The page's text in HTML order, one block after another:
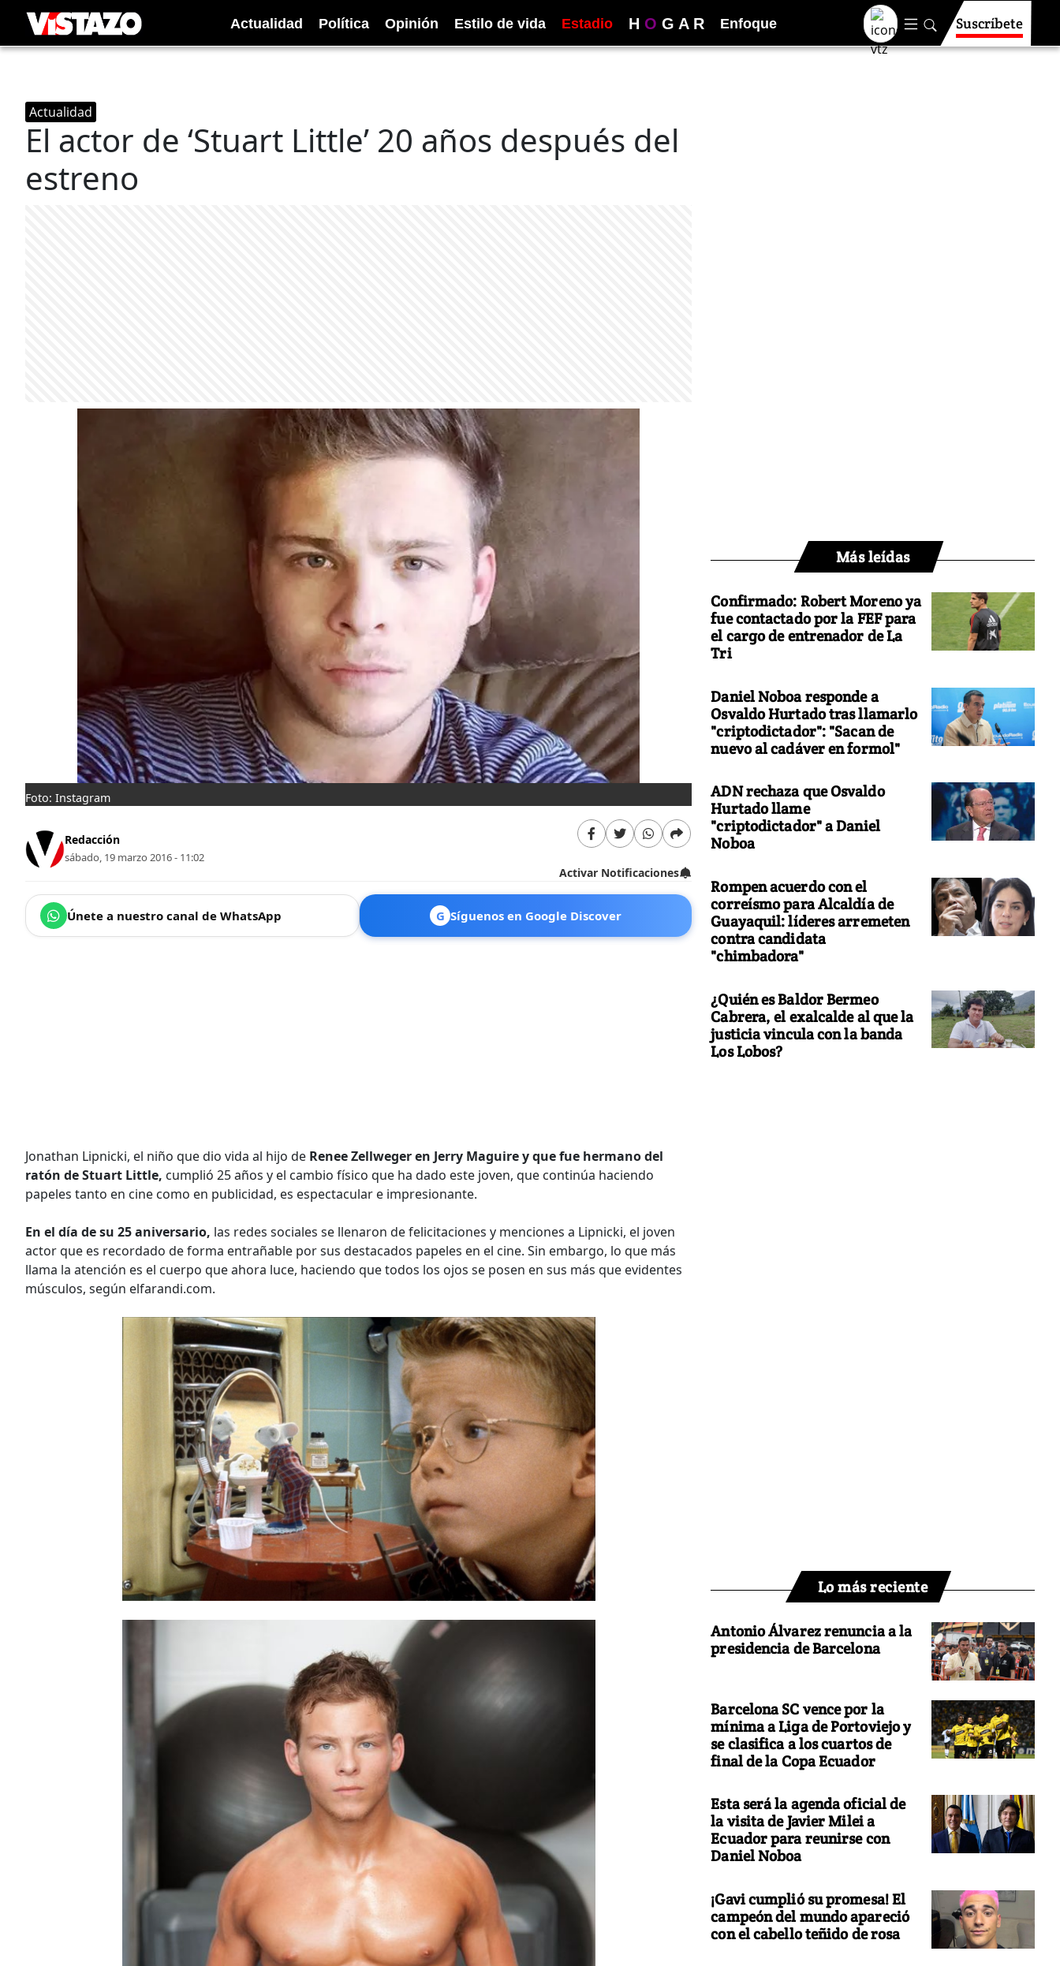
Actualidad Política Opinión Estilo de vida Estadio H O G A R Enfoque Suscríbete
Actualidad
El actor de ‘Stuart Little’ 20 años después del
estreno
Foto: Instagram
Redacción
sábado, 19 marzo 2016 - 11:02
Activar Notificaciones
Únete a nuestro canal de WhatsApp G Síguenos en Google Discover
Jonathan Lipnicki, el niño que dio vida al hijo de Renee Zellweger en Jerry Maguire y que fue hermano del
ratón de Stuart Little, cumplió 25 años y el cambio físico que ha dado este joven, que continúa haciendo
papeles tanto en cine como en publicidad, es espectacular e impresionante.
En el día de su 25 aniversario, las redes sociales se llenaron de felicitaciones y menciones a Lipnicki, el joven
actor que es recordado de forma entrañable por sus destacados papeles en el cine. Sin embargo, lo que más
llama la atención es el cuerpo que ahora luce, haciendo que todos los ojos se posen en sus más que evidentes
músculos, según elfarandi.com.
Más leídas
Confirmado: Robert Moreno ya
fue contactado por la FEF para
el cargo de entrenador de La
Tri
Daniel Noboa responde a
Osvaldo Hurtado tras llamarlo
"criptodictador": "Sacan de
nuevo al cadáver en formol"
ADN rechaza que Osvaldo
Hurtado llame
"criptodictador" a Daniel
Noboa
Rompen acuerdo con el
correísmo para Alcaldía de
Guayaquil: líderes arremeten
contra candidata
"chimbadora"
¿Quién es Baldor Bermeo
Cabrera, el exalcalde al que la
justicia vincula con la banda
Los Lobos?
Lo más reciente
Antonio Álvarez renuncia a la
presidencia de Barcelona
Barcelona SC vence por la
mínima a Liga de Portoviejo y
se clasifica a los cuartos de
final de la Copa Ecuador
Esta será la agenda oficial de
la visita de Javier Milei a
Ecuador para reunirse con
Daniel Noboa
¡Gavi cumplió su promesa! El
campeón del mundo apareció
con el cabello teñido de rosa